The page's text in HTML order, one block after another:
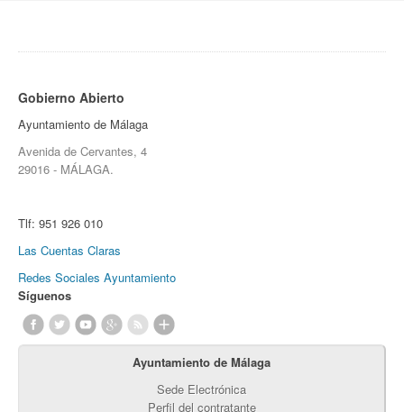
Gobierno Abierto
Ayuntamiento de Málaga
Avenida de Cervantes, 4
29016 - MÁLAGA.
Tlf: 951 926 010
Las Cuentas Claras
Redes Sociales Ayuntamiento
Síguenos
Ayuntamiento de Málaga
Sede Electrónica
Perfil del contratante